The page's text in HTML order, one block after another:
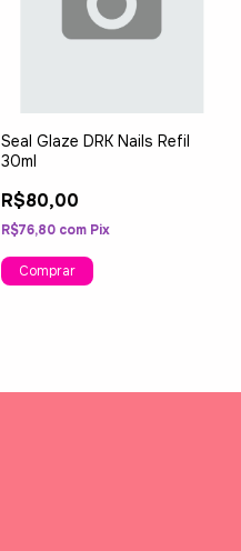
Seal Glaze DRK Nails Refil
30ml
R$80,00
R$76,80 com Pix